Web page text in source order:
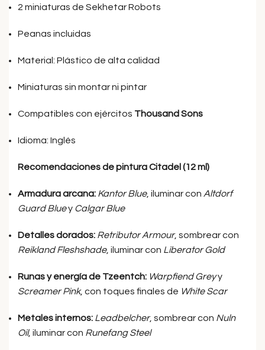
2 miniaturas de Sekhetar Robots
Peanas incluidas
Material: Plástico de alta calidad
Miniaturas sin montar ni pintar
Compatibles con ejércitos Thousand Sons
Idioma: Inglés
Recomendaciones de pintura Citadel (12 ml)
Armadura arcana: Kantor Blue, iluminar con Altdorf
Guard Bluey Calgar Blue
Detalles dorados: Retributor Armour, sombrear con
Reikland Fleshshade, iluminar con Liberator Gold
Runas y energía de Tzeentch: Warpfiend Greyy
Screamer Pink, con toques finales de White Scar
Metales internos: Leadbelcher, sombrear con Nuln
Oil, iluminar con Runefang Steel